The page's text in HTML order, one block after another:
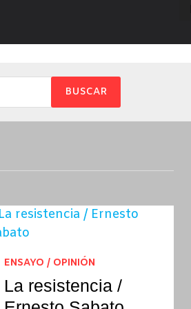
ENSAYO / OPINIÓN
La resistencia /